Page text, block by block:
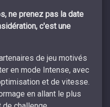
ne prenez pas la date
c'est une
de jeu motivés
en mode Intense, avec
et de vitesse.
en allant le plus